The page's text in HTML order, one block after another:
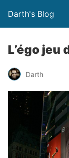
Darth's Blog
L’égo
Darth